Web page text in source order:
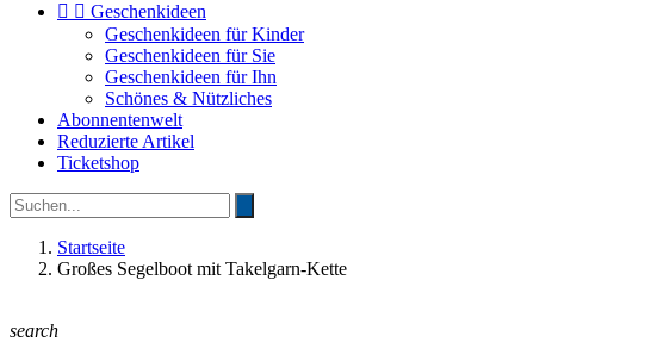
  Geschenkideen
Geschenkideen für Kinder
Geschenkideen für Sie
Geschenkideen für Ihn
Schönes & Nützliches
Abonnentenwelt
Reduzierte Artikel
Ticketshop
Startseite
Großes Segelboot mit Takelgarn-Kette
search